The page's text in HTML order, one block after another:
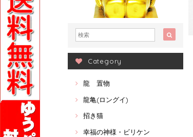
Category
龍 置物
龍亀(ロングイ)
招き猫
幸福の神様・ビリケン